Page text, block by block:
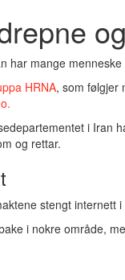
har mange
HRNA, som følgjer
i Iran
og rettar.
stengt internett
i nokre område,